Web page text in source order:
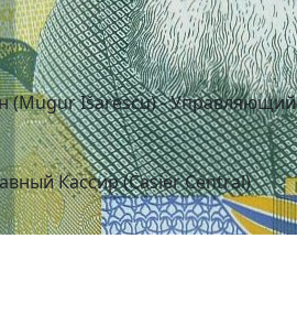
(Mugur Išarescu) - Управляющий
Кассир (Casier Central)